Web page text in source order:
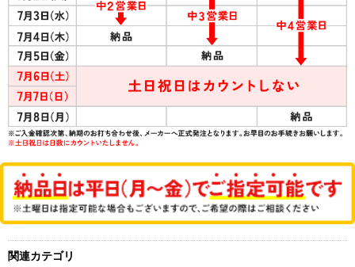
関連カテゴリ